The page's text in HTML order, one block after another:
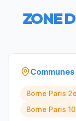
ZONE
Borne Paris 2e
Borne Paris